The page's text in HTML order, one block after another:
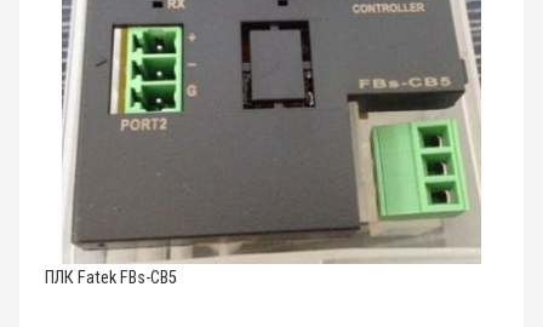
ПЛК Fatek FBs-CB5